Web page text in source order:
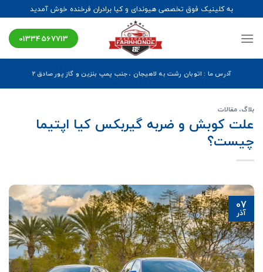
to
content
به کلینیک فوق تخصصی هیوندای و کیا برادران فرخنده خوش آمدید
01334567713
آدرس ما : اتوبان رشت به لاهیجان ، جنب پمپ بنزین و گاز پور صادق ۲
بلاگ، مقالات
علت کوبش و ضربه گیربکس کیا اپتیما
چیست؟
07
آذر